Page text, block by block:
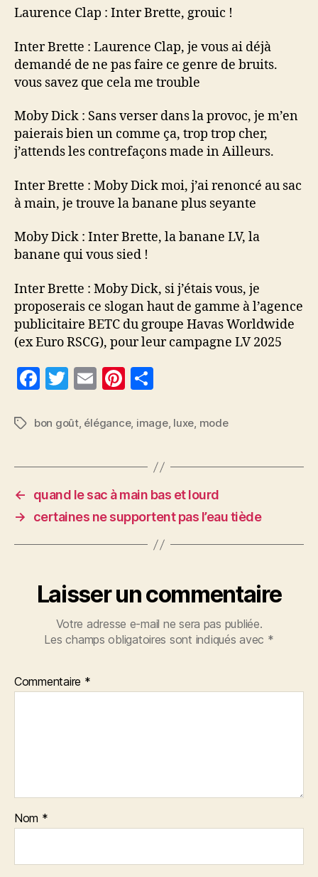
Laurence Clap : Inter Brette, grouic !
Inter Brette : Laurence Clap, je vous ai déjà
demandé de ne pas faire ce genre de bruits.
vous savez que cela me trouble
Moby Dick : Sans verser dans la provoc, je m’en
paierais bien un comme ça, trop trop cher,
j’attends les contrefaçons made in Ailleurs.
Inter Brette : Moby Dick moi, j’ai renoncé au sac
à main, je trouve la banane plus seyante
Moby Dick : Inter Brette, la banane LV, la
banane qui vous sied !
Inter Brette : Moby Dick, si j’étais vous, je
proposerais ce slogan haut de gamme à l’agence
publicitaire BETC du groupe Havas Worldwide
(ex Euro RSCG), pour leur campagne LV 2025
F
c
b
o
o
k
T
itt
E
ai
Pi
er
t
rt
g
er
Étiquettes
bon goût, élégance, image, luxe, mode
←
quand le sac à main bas et lourd
→
certaines ne supportent pas l’eau tiède
Laisser un commentaire
Votre adresse e-mail ne sera pas publiée.
Les champs obligatoires sont indiqués avec *
Commentaire *
Nom *